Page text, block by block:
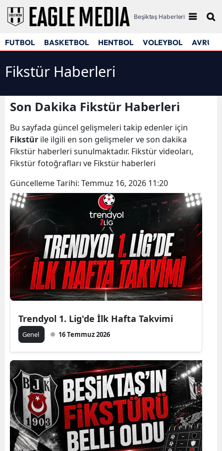
Beşiktaş Haberleri
FUTBOL BASKETBOL HENTBOL VOLEYBOL
Fikstür Haberleri
Son Dakika Fikstür Haberleri
Bu sayfada güncel gelişmeleri takip edenler için
Fikstür ile ilgili en son gelişmeler ve son dakika
Fikstür haberleri sunulmaktadır. Fikstür videoları,
Fikstür fotoğrafları ve Fikstür haberleri
Güncelleme Tarihi: Temmuz 16, 2026 11:20
Trendyol 1. Lig'de İlk Hafta Takvimi
Genel 16 Temmuz 2026